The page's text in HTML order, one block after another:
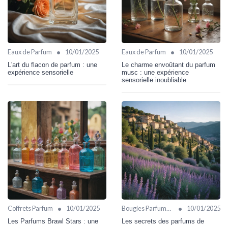
Eaux de Parfum • 10/01/2025
L'art du flacon de parfum : une
expérience sensorielle
Eaux de Parfum • 10/01/2025
Le charme envoûtant du parfum
musc : une expérience
sensorielle inoubliable
Coffrets Parfum • 10/01/2025
Les Parfums Brawl Stars : une
Bougies Parfumées • 10/01/2025
Les secrets des parfums de